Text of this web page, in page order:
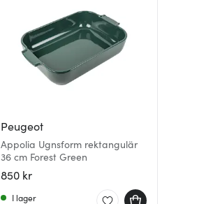
Peugeot
Appolia Ugnsform rektangulär
36 cm Forest Green
850 kr
I lager